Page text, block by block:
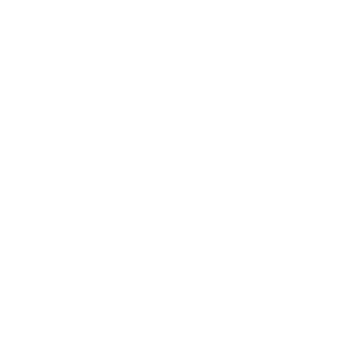
22,225 мм, сферическое
отверстием на вал 22,225 мм,